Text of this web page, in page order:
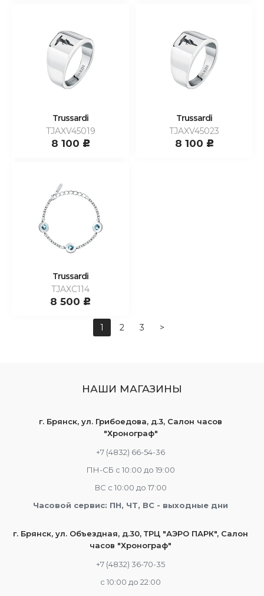
Trussardi
TJAXV45019
8 100 c
Trussardi
TJAXV45023
8 100 c
Trussardi
TJAXC114
8 500 c
1 2 3 >
НАШИ МАГАЗИНЫ
г. Брянск, ул. Грибоедова, д.3, Салон часов
"Хронограф"
+7 (4832) 66-54-36
ПН-СБ с 10:00 до 19:00
ВС с 10:00 до 17:00
Часовой сервис: ПН, ЧТ, ВС - выходные дни
г. Брянск, ул. Объездная, д.30, ТРЦ "АЭРО ПАРК", Салон
часов "Хронограф"
+7 (4832) 36-70-35
c 10:00 до 22:00